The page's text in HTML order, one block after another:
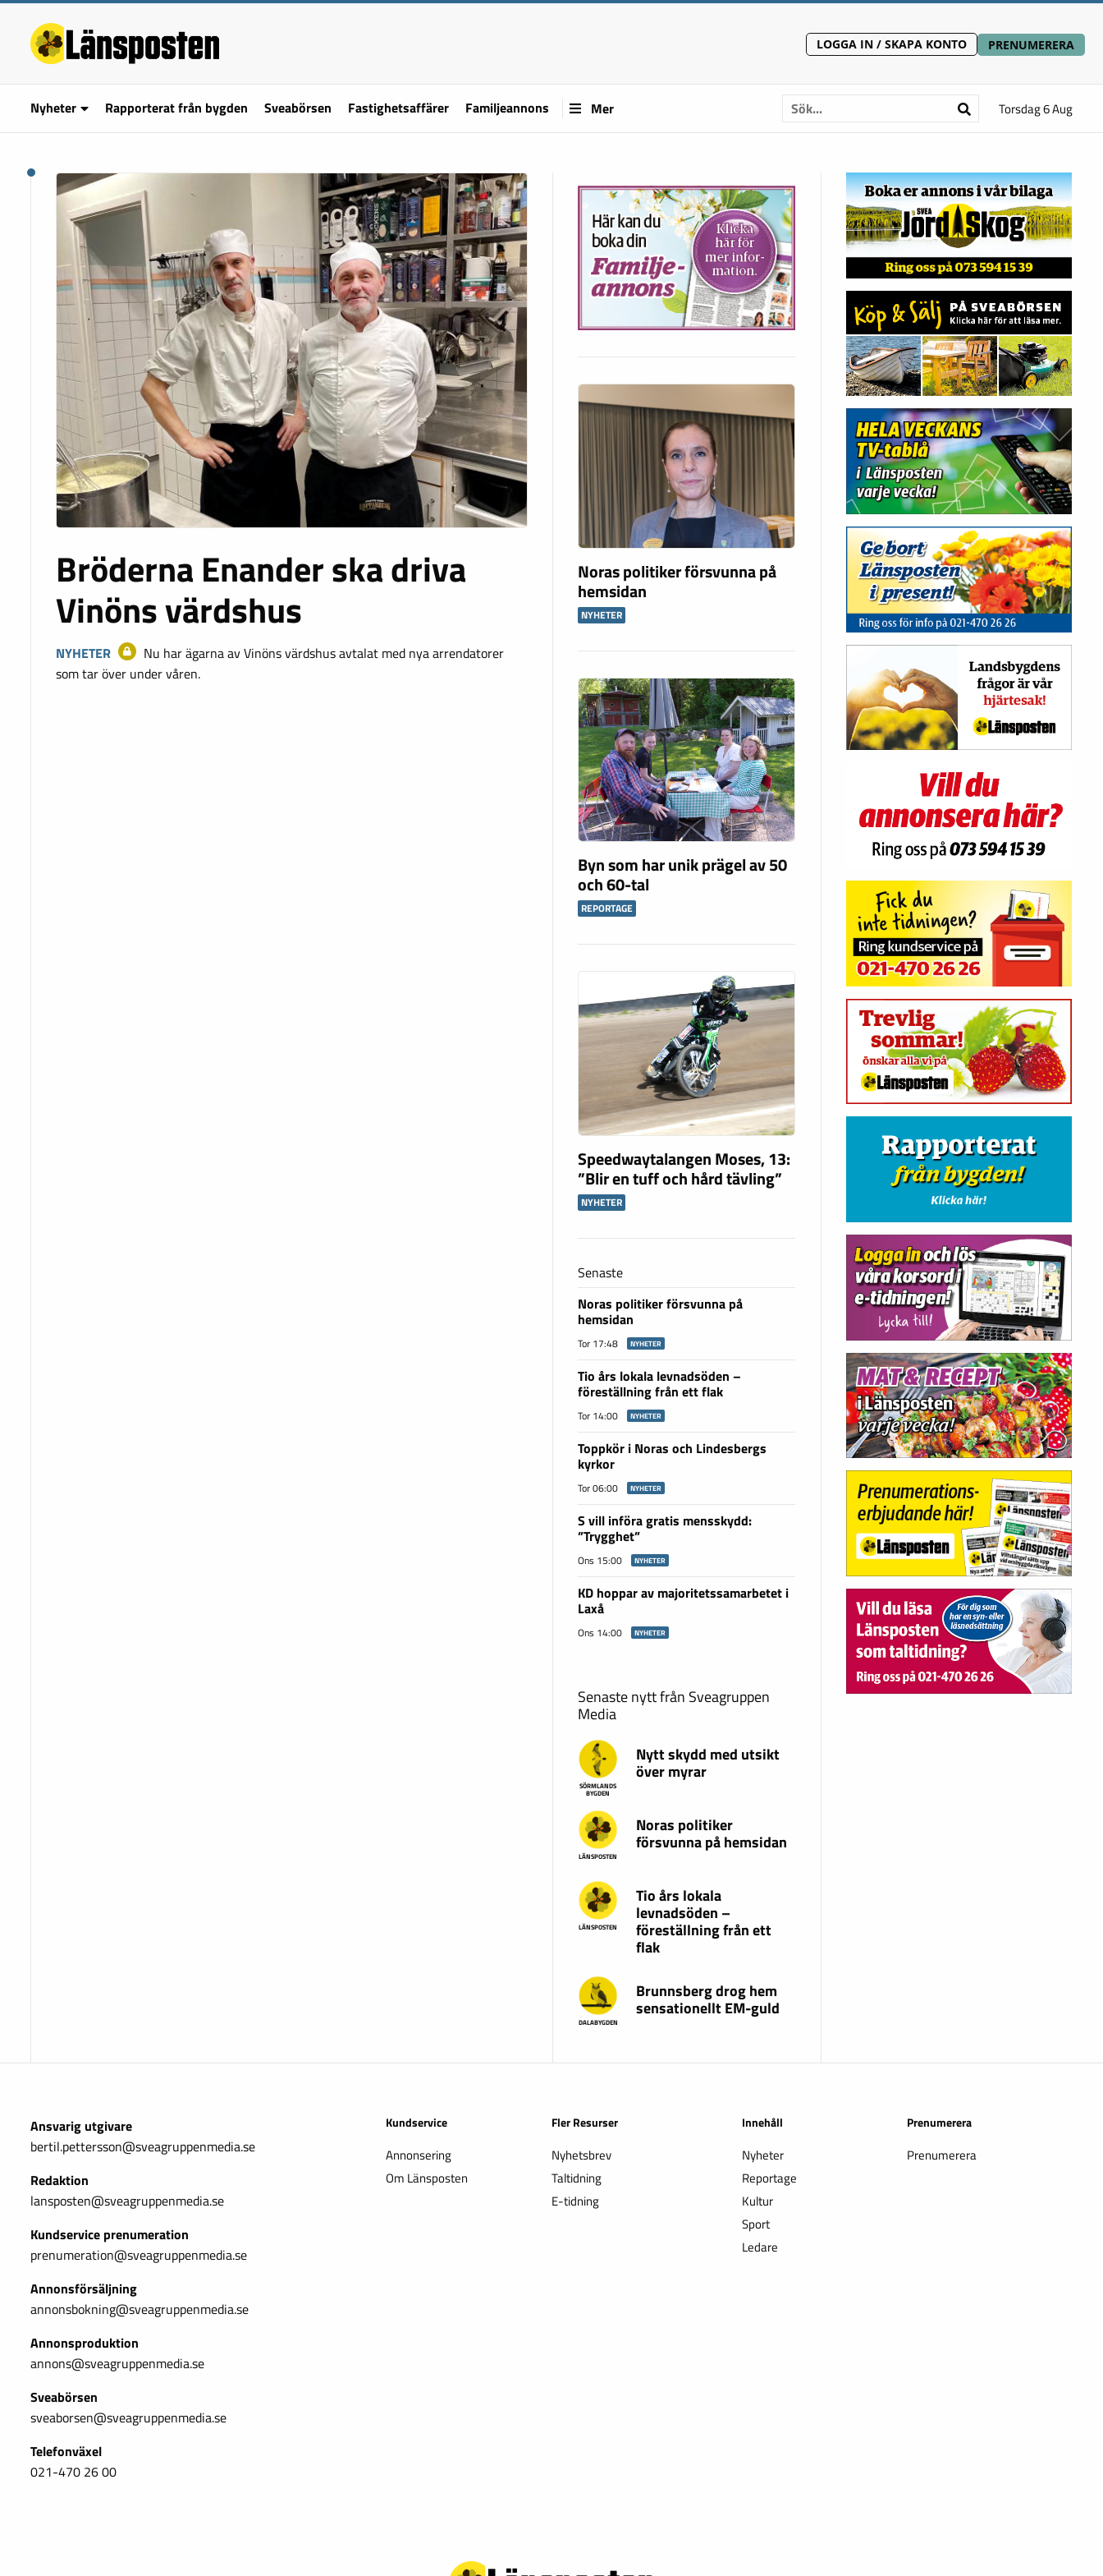
LOGGA IN / SKAPA KONTO PRENUMERERA
Nyheter Rapporterat från bygden Sveabörsen Fastighetsaffärer Familjeannons Mer Torsdag 6 Aug
Bröderna Enander ska driva
Vinöns värdshus
NYHETER
Nu har ägarna av Vinöns värdshus avtalat med nya arrendatorer
som tar över under våren.
Noras politiker försvunna på
hemsidan
NYHETER
Byn som har unik prägel av 50
och 60-tal
REPORTAGE
Speedwaytalangen Moses, 13:
”Blir en tuff och hård tävling”
NYHETER
Senaste
Noras politiker försvunna på
hemsidan
Tor 17:48 NYHETER
Tio års lokala levnadsöden –
föreställning från ett flak
Tor 14:00 NYHETER
Toppkör i Noras och Lindesbergs
kyrkor
Tor 06:00 NYHETER
S vill införa gratis mensskydd:
”Trygghet”
Ons 15:00 NYHETER
KD hoppar av majoritetssamarbetet i
Laxå
Ons 14:00 NYHETER
Senaste nytt från Sveagruppen
Media
SÖRMLANDS
BYGDEN
Nytt skydd med utsikt
över myrar
LÄNSPOSTEN
Noras politiker
försvunna på hemsidan
LÄNSPOSTEN
Tio års lokala
levnadsöden –
föreställning från ett
flak
DALABYGDEN
Brunnsberg drog hem
sensationellt EM-guld
Ansvarig utgivare
bertil.pettersson@sveagruppenmedia.se
Redaktion
lansposten@sveagruppenmedia.se
Kundservice prenumeration
prenumeration@sveagruppenmedia.se
Annonsförsäljning
annonsbokning@sveagruppenmedia.se
Annonsproduktion
annons@sveagruppenmedia.se
Sveabörsen
sveaborsen@sveagruppenmedia.se
Telefonväxel
021-470 26 00
Kundservice
Annonsering
Om Länsposten
Fler Resurser
Nyhetsbrev
Taltidning
E-tidning
Innehåll
Nyheter
Reportage
Kultur
Sport
Ledare
Prenumerera
Prenumerera